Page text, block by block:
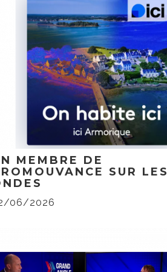
MEMBRE DE
SUR LES
06/2026